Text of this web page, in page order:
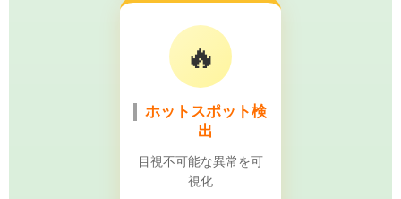
🔥
ホットスポット検
出
目視不可能な異常を可
視化